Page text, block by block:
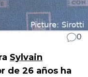
0
Sylvain
de 26 años ha